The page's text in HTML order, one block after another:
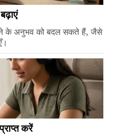
के अनुभव को बदल सकते हैं, जैसे
करें